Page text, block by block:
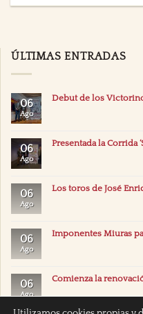
ÚLTIMAS ENTRADAS
06
Ago
Debut de los
06
Ago
Presentada la Corrida
06
Ago
Los toros de José
06
Ago
Imponentes Miuras
06
Ago
Comienza la